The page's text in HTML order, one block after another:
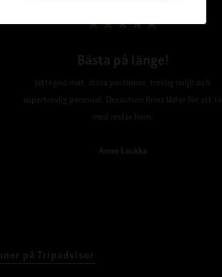
Bästa på länge!
Jättegod mat, stora portioner, trevlig miljö och
supertrevlig personal. Dessutom finns lådor för att ta
med rester hem.
Anne Laukka
på Tripadvisor